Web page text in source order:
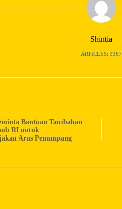
Shintia
ARTICLES: 3367
Bantuan Tambahan
RI untuk
Arus Penumpang